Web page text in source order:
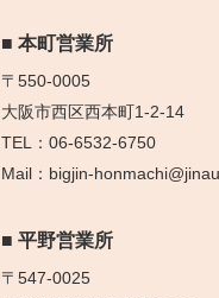
本町営業所
〒550-0005
大阪市西区西本町1-2-14
06-6532-6750
bigjin-
平野営業所
〒547-0025